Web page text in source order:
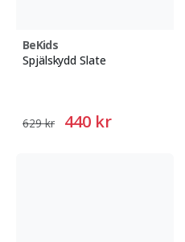
BeKids
Spjälskydd Slate
629 kr 440 kr